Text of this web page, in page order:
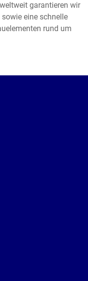
garantieren wir
eine schnelle
rund um